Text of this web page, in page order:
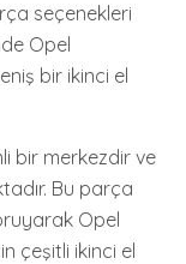
seçenekleri
Opel
bir ikinci el
bir merkezdir ve
Bu parça
Opel
çeşitli ikinci el